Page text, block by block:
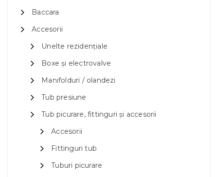
Baccara
Accesorii
Unelte rezidențiale
Boxe și electrovalve
Manifolduri / olandezi
Tub presiune
Tub picurare, fittinguri și accesorii
Accesorii
Fittinguri tub
Tuburi picurare